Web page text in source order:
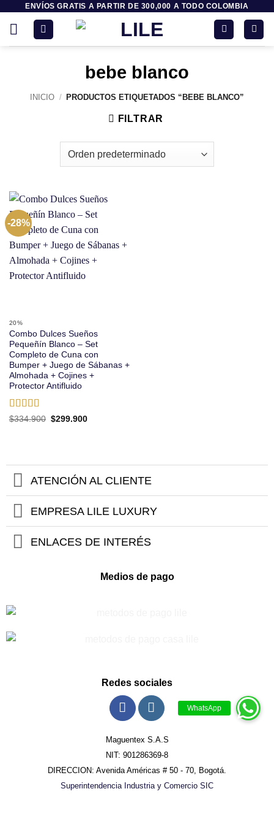
contenido
ENVÍOS GRATIS A PARTIR DE 300,000 A TODO COLOMBIA
bebe blanco
INICIO / PRODUCTOS ETIQUETADOS “BEBE BLANCO”
FILTRAR
-28%
20%
Combo Dulces Sueños
Pequeñín Blanco – Set
Completo de Cuna con
Bumper + Juego de Sábanas +
Almohada + Cojines +
Protector Antifluido
Valorado
$334.900 El
$299.900El
ATENCIÓN AL CLIENTE
EMPRESA LILE LUXURY
ENLACES DE INTERÉS
Medios de pago
Redes sociales
Maguentex S.A.S
NIT: 901286369-8
DIRECCION: Avenida Américas # 50 - 70, Bogotá.
Superintendencia Industria y Comercio SIC